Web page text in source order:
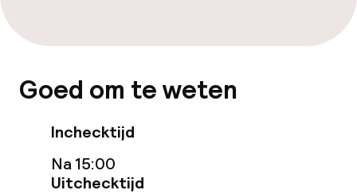
Goed om te weten
Inchecktijd
Na 15:00
Uitchecktijd